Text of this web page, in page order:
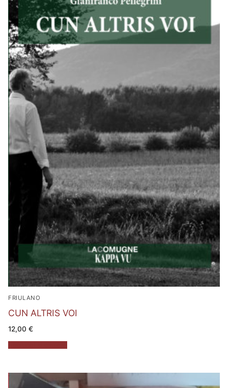
FRIULANO
CUN ALTRIS VOI
12,00 €